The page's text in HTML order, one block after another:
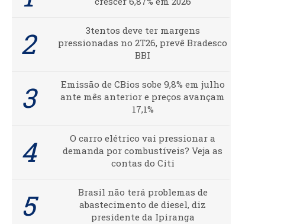
3tentos deve ter margens
pressionadas no 2T26, prevê Bradesco
BBI
Emissão de CBios sobe 9,8% em julho
ante mês anterior e preços avançam
17,1%
O carro elétrico vai pressionar a
demanda por combustíveis? Veja as
contas do Citi
Brasil não terá problemas de
abastecimento de diesel, diz
presidente da Ipiranga